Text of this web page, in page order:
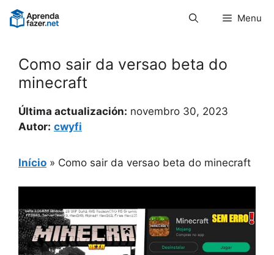
Pular
para
Menu
Como sair da versao beta do
minecraft
Última actualización: novembro 30, 2023
Autor: cwyfi
Início » Como sair da versao beta do minecraft